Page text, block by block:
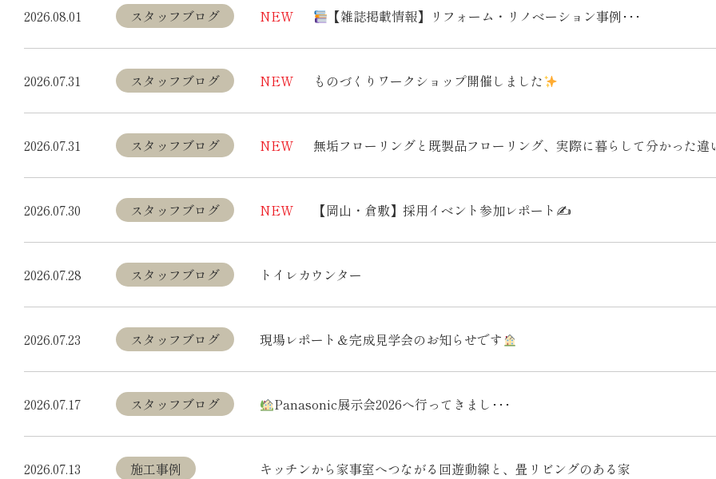
2026.08.01 スタッフブログ NEW 【雑誌掲載情報】リフォーム・リノベーション事例･･･
2026.07.31 スタッフブログ NEW ものづくりワークショップ開催しました
2026.07.31 スタッフブログ NEW 無垢フローリングと既製品フローリング、実際に暮らして分かった違
2026.07.30 スタッフブログ NEW 【岡山・倉敷】採用イベント参加レポート✍
2026.07.28 スタッフブログ トイレカウンター
2026.07.23 スタッフブログ 現場レポート＆完成見学会のお知らせです
2026.07.17 スタッフブログ Panasonic展示会2026へ行ってきまし･･･
2026.07.13 施工事例 キッチンから家事室へつながる回遊動線と、畳リビングのある家